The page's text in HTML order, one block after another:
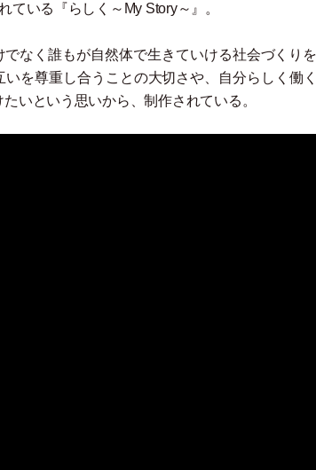
ている『らしく～My Story～』。
でなく誰もが自然体で生きていける社会づくり
を尊重し合うことの大切さや、⾃分らしく働
いという思いから、制作されている。